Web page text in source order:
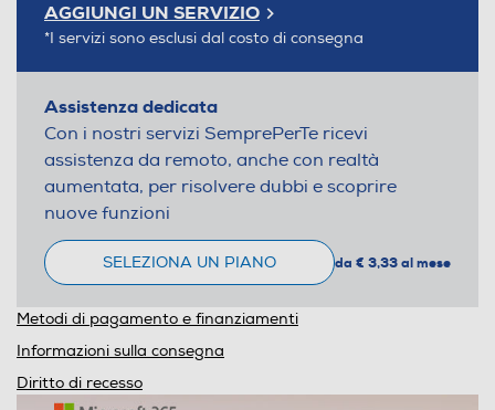
AGGIUNGI UN SERVIZIO
*I servizi sono esclusi dal costo di consegna
Assistenza dedicata
Con i nostri servizi SemprePerTe ricevi
assistenza da remoto, anche con realtà
aumentata, per risolvere dubbi e scoprire
nuove funzioni
SELEZIONA UN PIANO da € 3,33 al mese
Metodi di pagamento e finanziamenti
Informazioni sulla consegna
Diritto di recesso